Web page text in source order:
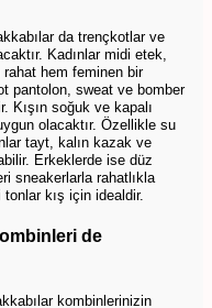
da trençkotlar ve
Kadınlar midi etek,
hem feminen bir
pantolon, sweat ve bomber
Kışın soğuk ve kapalı
olacaktır. Özellikle su
tayt, kalın kazak ve
Erkeklerde ise düz
sneakerlarla rahatlıkla
kış için idealdir.
de
kombinlerinizin